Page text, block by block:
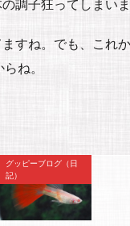
調子狂ってしまいま
すね。でも、これか
ね。
グッピーブログ（日
記）